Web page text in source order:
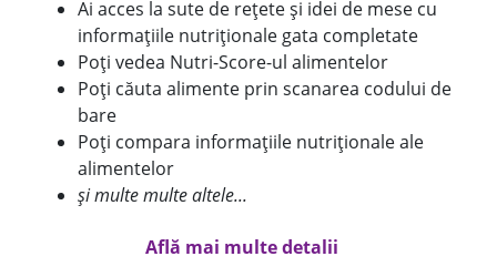
Ai acces la sute de rețete și idei de mese cu
informațiile nutriționale gata completate
Poți vedea Nutri-Score-ul alimentelor
Poți căuta alimente prin scanarea codului de
bare
Poți compara informațiile nutriționale ale
alimentelor
și multe multe altele...
Află mai multe detalii